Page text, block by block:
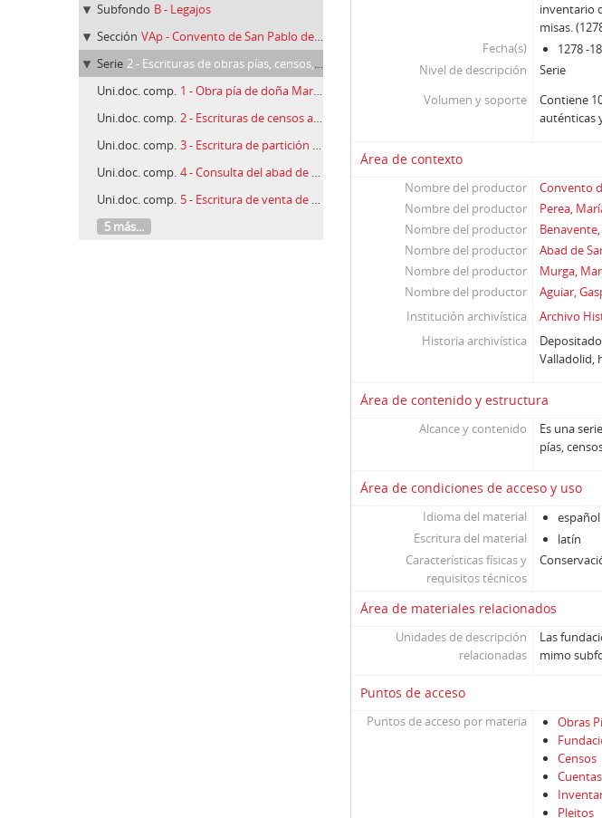
Subfondo B - Legajos
Sección VAp - Convento de San Pablo de Valladolid
Serie 2 - Escrituras de obras pías, censos, arrendamientos, litigios, consultas del abad de San Benito de Valladolid a maestros de otras órdenes, cuentas , inventario de posesiones de San Pablo, testamentos, apeos y tablas de misas. (1278-1833)
Uni.doc. comp. 1 - Obra pía de doña María de Perea, censo a favor de memorias fundadas en San Pablo y escritura de arrendamiento de posesiones en Pedrosa (1745-1829)
Uni.doc. comp. 2 - Escrituras de censos a favor del convento y de las fundaciones hechas en San Pablo. Pleitos o litigios (1712-1833)
Uni.doc. comp. 3 - Escritura de partición de bienes de Pedro Pablos y Catalina Miguel, su mujer, y censo a favor del convento de Manuel Carretero (1683 - 1819).
Uni.doc. comp. 4 - Consulta del abad de San Benito de Valladolid a maestros de otras órdenes, sobre su recurso al rey contra el General de O.S.B. en España, 1720
Uni.doc. comp. 5 - Escritura de venta de un censo, cuentas de Simancas y recibos en la misma villa (1815-1823)
5 más...
inventario
misas.
Fecha(s)
1278 -
Nivel de descripción
Serie
Volumen y soporte
Contiene
auténticas
Área de contexto
Nombre del productor
Convento
Nombre del productor
Perea,
Nombre del productor
Nombre del productor
Abad de
Nombre del productor
Murga,
Nombre del productor
Aguiar,
Institución archivística
Archivo
Historia archivística
Valladolid,
Área de contenido y estructura
Alcance y contenido
Es una
pías,
Área de condiciones de acceso y uso
Idioma del material
español
Escritura del material
latín
Características físicas y
requisitos técnicos
Área de materiales relacionados
Unidades de descripción
relacionadas
Las
mimo
Puntos de acceso
Puntos de acceso por materia
Obras
Censos
Cuentas
Pleitos